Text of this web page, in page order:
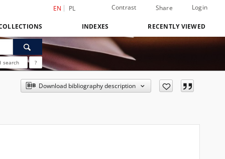
EN PL Contrast Share Login
INDEXES RECENTLY VIEWED
search ?
Download bibliography description